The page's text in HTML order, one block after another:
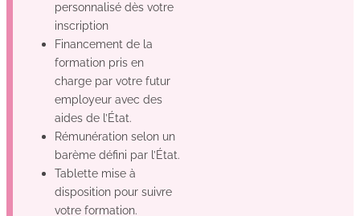
personnalisé dès votre
inscription
Financement de la
formation pris en
charge par votre futur
employeur avec des
aides de l’État.
Rémunération selon un
barème défini par l’État.
Tablette mise à
disposition pour suivre
votre formation.